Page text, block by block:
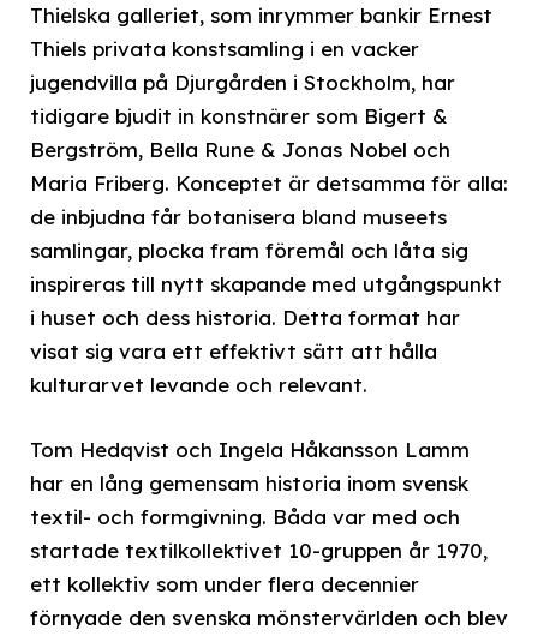
Thielska galleriet, som inrymmer bankir Ernest
Thiels privata konstsamling i en vacker
jugendvilla på Djurgården i Stockholm, har
tidigare bjudit in konstnärer som Bigert &
Bergström, Bella Rune & Jonas Nobel och
Maria Friberg. Konceptet är detsamma för alla:
de inbjudna får botanisera bland museets
samlingar, plocka fram föremål och låta sig
inspireras till nytt skapande med utgångspunkt
i huset och dess historia. Detta format har
visat sig vara ett effektivt sätt att hålla
kulturarvet levande och relevant.
Tom Hedqvist och Ingela Håkansson Lamm
har en lång gemensam historia inom svensk
textil- och formgivning. Båda var med och
startade textilkollektivet 10-gruppen år 1970,
ett kollektiv som under flera decennier
förnyade den svenska mönstervärlden och blev